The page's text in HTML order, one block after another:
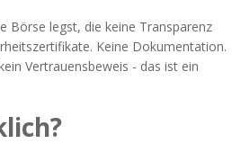
Börse legst, die keine Transparenz
Keine Dokumentation.
Vertrauensbeweis - das ist ein